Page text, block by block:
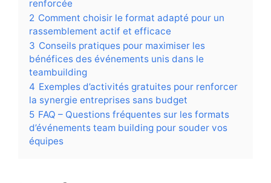
renforcée
2 Comment choisir le format adapté pour un
rassemblement actif et efficace
3 Conseils pratiques pour maximiser les
bénéfices des événements unis dans le
teambuilding
4 Exemples d’activités gratuites pour renforcer
la synergie entreprises sans budget
5 FAQ – Questions fréquentes sur les formats
d’événements team building pour souder vos
équipes